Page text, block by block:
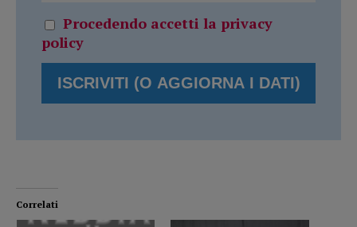
Procedendo accetti la privacy
policy
Correlati